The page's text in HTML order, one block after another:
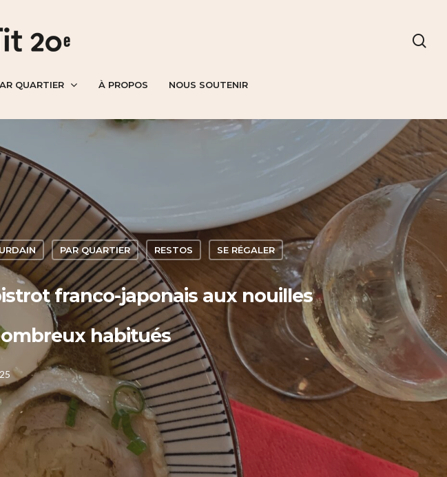
QUARTIER À PROPOS NOUS SOUTENIR
PAR QUARTIER RESTOS SE RÉGALER
franco-japonais aux nouilles
habitués